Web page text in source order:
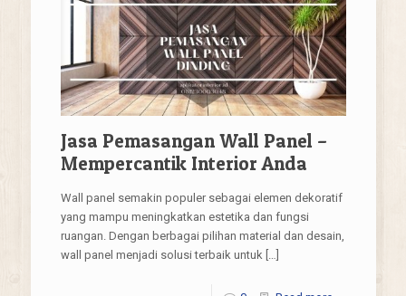
Jasa Pemasangan Wall Panel –
Mempercantik Interior Anda
Wall panel semakin populer sebagai elemen dekoratif
yang mampu meningkatkan estetika dan fungsi
ruangan. Dengan berbagai pilihan material dan desain,
wall panel menjadi solusi terbaik untuk[…]